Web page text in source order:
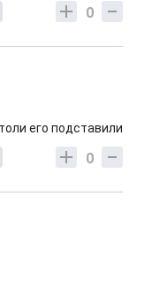
0
его подставили
0